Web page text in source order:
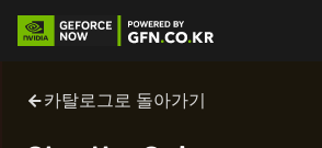
카탈로그로 돌아가기